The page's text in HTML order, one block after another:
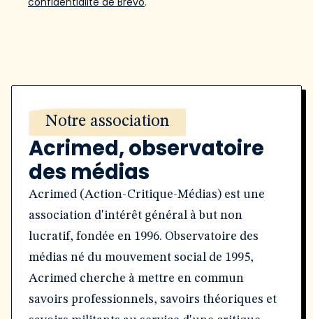
Notre association
Acrimed, observatoire
des médias
Acrimed (Action-Critique-Médias) est une
association d'intérêt général à but non
lucratif, fondée en 1996. Observatoire des
médias né du mouvement social de 1995,
Acrimed cherche à mettre en commun
savoirs professionnels, savoirs théoriques et